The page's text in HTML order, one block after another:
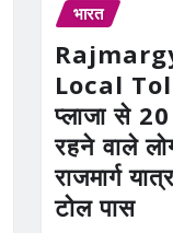
भारत
Local
प्लाजा से
रहने वाले
राजमार्ग
टोल पास